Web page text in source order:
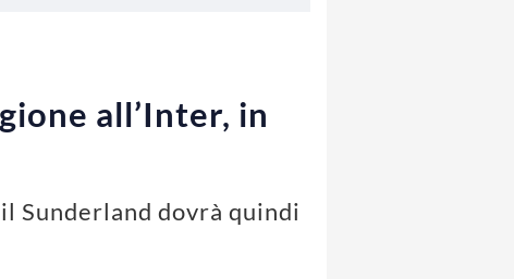
all’Inter, in
Sunderland dovrà quindi